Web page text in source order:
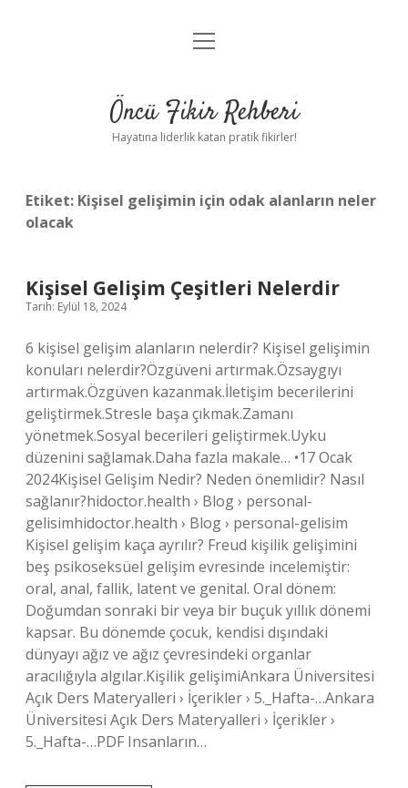
Anasayfa
Yasal Uyarı
menüyü
Öncü Fikir Rehberi
Hayatına liderlik katan pratik fikirler!
Etiket: Kişisel gelişimin için odak alanların neler
olacak
Kişisel Gelişim Çeşitleri Nelerdir
Tarih: Eylül 18, 2024
6 kişisel gelişim alanların nelerdir? Kişisel gelişimin
konuları nelerdir?Özgüveni artırmak.Özsaygıyı
artırmak.Özgüven kazanmak.İletişim becerilerini
geliştirmek.Stresle başa çıkmak.Zamanı
yönetmek.Sosyal becerileri geliştirmek.Uyku
düzenini sağlamak.Daha fazla makale… •17 Ocak
2024Kişisel Gelişim Nedir? Neden önemlidir? Nasıl
sağlanır?hidoctor.health › Blog › personal-
gelisimhidoctor.health › Blog › personal-gelisim
Kişisel gelişim kaça ayrılır? Freud kişilik gelişimini
beş psikoseksüel gelişim evresinde incelemiştir:
oral, anal, fallik, latent ve genital. Oral dönem:
Doğumdan sonraki bir veya bir buçuk yıllık dönemi
kapsar. Bu dönemde çocuk, kendisi dışındaki
dünyayı ağız ve ağız çevresindeki organlar
aracılığıyla algılar.Kişilik gelişimiAnkara Üniversitesi
Açık Ders Materyalleri › İçerikler › 5._Hafta-…Ankara
Üniversitesi Açık Ders Materyalleri › İçerikler ›
5._Hafta-…PDF Insanların…